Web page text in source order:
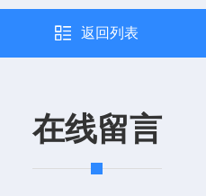
返回列表
在线留言